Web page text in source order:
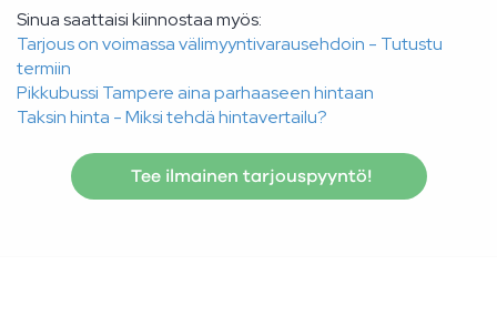
Sinua saattaisi kiinnostaa myös:
Tarjous on voimassa välimyyntivarausehdoin - Tutustu
termiin
Pikkubussi Tampere aina parhaaseen hintaan
Taksin hinta - Miksi tehdä hintavertailu?
Tee ilmainen tarjouspyyntö!